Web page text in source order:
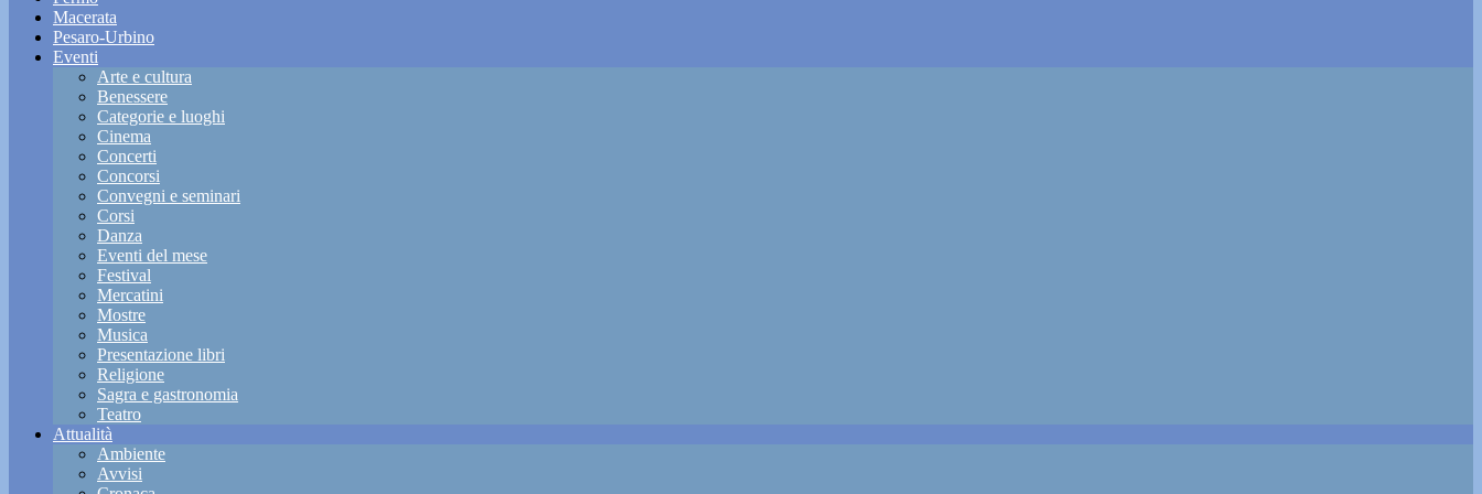
Macerata
Pesaro-Urbino
Eventi
Arte e cultura
Benessere
Categorie e luoghi
Cinema
Concerti
Concorsi
Convegni e seminari
Corsi
Danza
Eventi del mese
Festival
Mercatini
Mostre
Musica
Presentazione libri
Religione
Sagra e gastronomia
Teatro
Attualità
Ambiente
Avvisi